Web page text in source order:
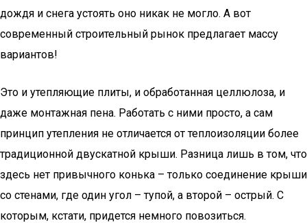
дождя и снега устоять оно никак не могло. А вот
современный строительный рынок предлагает массу
вариантов!
Это и утепляющие плиты, и обработанная целлюлоза, и
даже монтажная пена. Работать с ними просто, а сам
принцип утепления не отличается от теплоизоляции более
традиционной двускатной крыши. Разница лишь в том, что
здесь нет привычного конька – только соединение крыши
со стенами, где один угол – тупой, а второй – острый. С
которым, кстати, придется немного повозиться.